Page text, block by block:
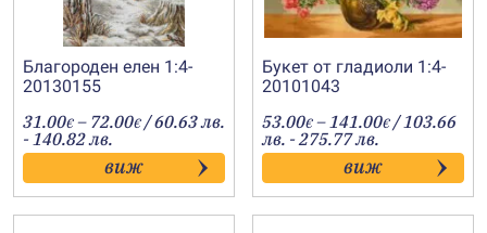
Благороден елен 1:4-
20130155
31.00€ – 72.00€Price
range:
31.00€
through
72.00€
/ 60.63 лв.
- 140.82 лв.
виж
Букет от гладиоли 1:4-
20101043
53.00€ –141.00€Price
range:
53.00€
through
141.00€
/ 103.66
лв. - 275.77 лв.
виж